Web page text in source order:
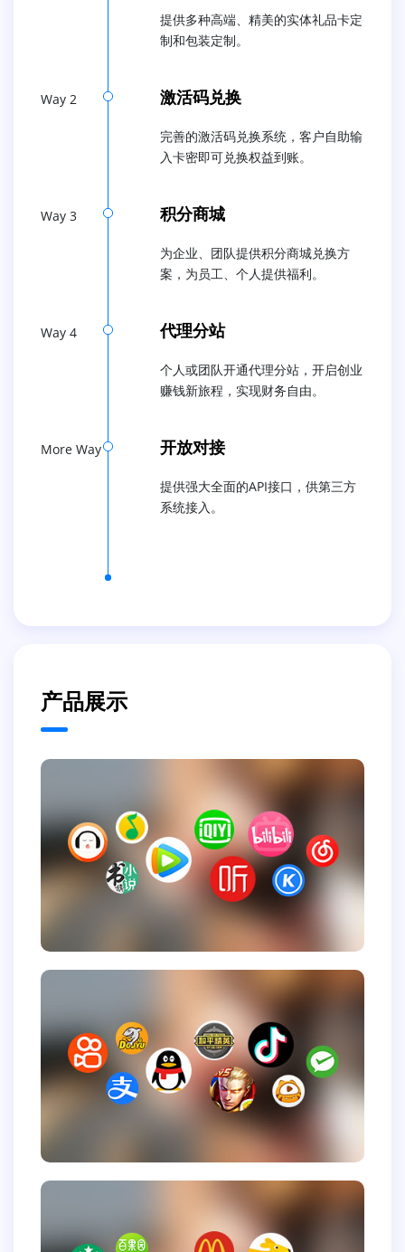
提供多种高端、精美的实体礼品卡定
制和包装定制。
Way 2 激活码兑换
完善的激活码兑换系统，客户自助输
入卡密即可兑换权益到账。
Way 3 积分商城
为企业、团队提供积分商城兑换方
案，为员工、个人提供福利。
Way 4 代理分站
个人或团队开通代理分站，开启创业
赚钱新旅程，实现财务自由。
More Way 开放对接
提供强大全面的API接口，供第三方
系统接入。
产品展示